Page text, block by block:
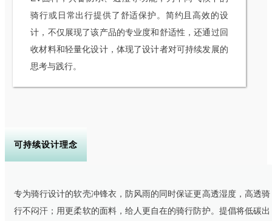
骑行或日常出行提供了舒适保护。简约且高效的设
计，不仅展现了该产品的专业度和舒适性，还通过回
收材料和轻量化设计，体现了设计者对可持续发展的
思考与践行。
可持续设计理念
专为骑行设计的软壳冲锋衣，防风雨的同时保证更高透湿度，高透骑
行不闷汗；用更柔软的面料，给人更自在的骑行防护。提倡将低碳出